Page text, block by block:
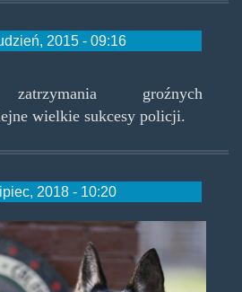
2015 - 09:16
zatrzymania groźnych
wielkie sukcesy policji.
2018 - 10:20